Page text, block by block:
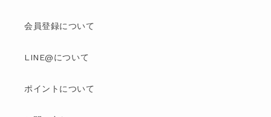
会員登録について
LINE@について
ポイントについて